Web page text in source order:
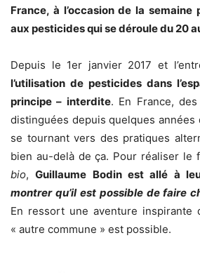
France, à l’occasion de la
aux pesticides qui se déroule du 20
Depuis le 1er janvier 2017 et
l’utilisation de pesticides dans
principe – interdite. En France, des
distinguées depuis quelques années
se tournant vers des pratiques
bien au-delà de ça. Pour réaliser le
bio,Guillaume Bodin est allé à
montrer qu’il est possible de faire
En ressort une aventure inspirante
« autre commune » est possible.